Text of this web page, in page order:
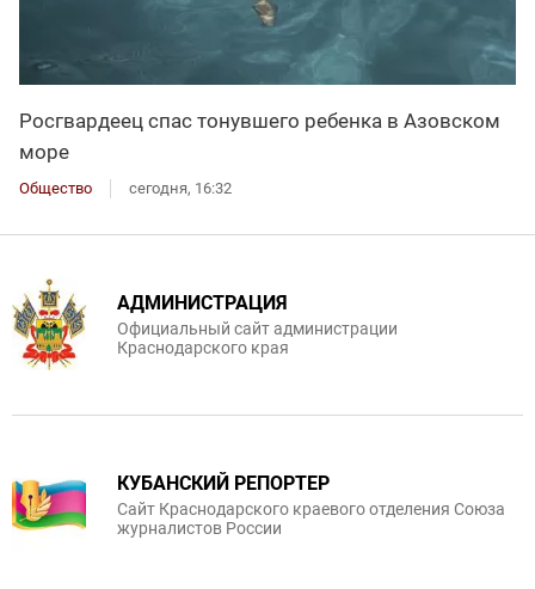
Росгвардеец спас тонувшего ребенка в Азовском
море
Общество сегодня, 16:32
АДМИНИСТРАЦИЯ
Официальный сайт администрации
Краснодарского края
КУБАНСКИЙ РЕПОРТЕР
Сайт Краснодарского краевого отделения Союза
журналистов России